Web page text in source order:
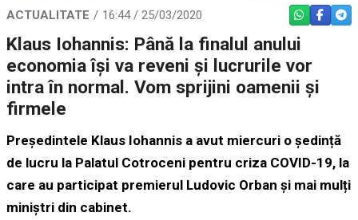
ACTUALITATE 16:44 / 25/03/2020 WHATSAPP
Klaus Iohannis: Până la finalul anului
economia își va reveni și lucrurile vor
intra în normal. Vom sprijini oamenii și
firmele
Președintele Klaus Iohannis a avut miercuri o ședință
de lucru la Palatul Cotroceni pentru criza COVID-19, la
care au participat premierul Ludovic Orban și mai mulți
miniștri din cabinet.